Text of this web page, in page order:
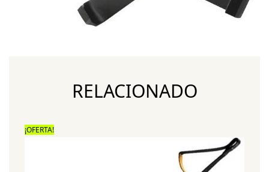
RELACIONADO
¡OFERTA!